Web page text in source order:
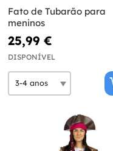
Fato de Tubarão para
meninos
25,99 €
DISPONÍVEL